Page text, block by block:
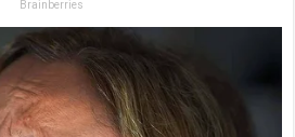
Brainberries